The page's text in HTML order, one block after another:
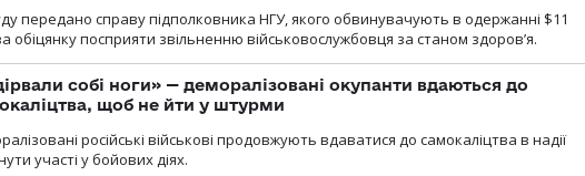
передано справу підполковника НГУ, якого обвинувачують в одержанні $11
обіцянку посприяти звільненню військовослужбовця за станом здоров’я.
собі ноги» — деморалізовані окупанти вдаються до
щоб не йти у штурми
російські військові продовжують вдаватися до самокаліцтва в надії
участі у бойових діях.